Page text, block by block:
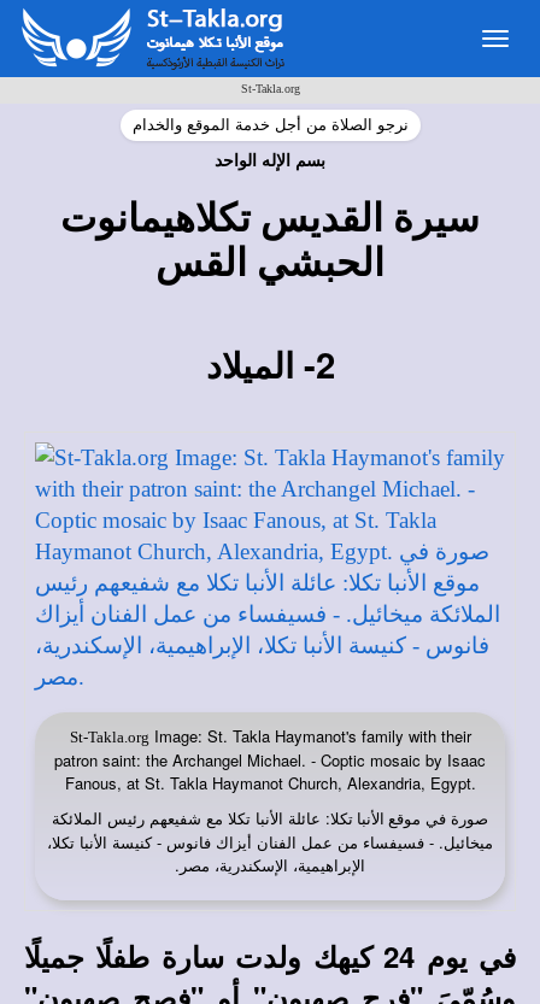
St-Takla.org
نرجو الصلاة من أجل خدمة الموقع والخدام
بسم الإله الواحد
سيرة القديس تكلاهيمانوت
الحبشي القس
2- الميلاد
St-Takla.org Image: St. Takla Haymanot's family with their
patron saint: the Archangel Michael. - Coptic mosaic by Isaac
Fanous, at St. Takla Haymanot Church, Alexandria, Egypt.
صورة في موقع الأنبا تكلا: عائلة الأنبا تكلا مع شفيعهم رئيس الملائكة
ميخائيل. - فسيفساء من عمل الفنان أيزاك فانوس - كنيسة الأنبا تكلا،
الإبراهيمية، الإسكندرية، مصر.
في يوم 24 كيهك ولدت سارة طفلًا جميلًا